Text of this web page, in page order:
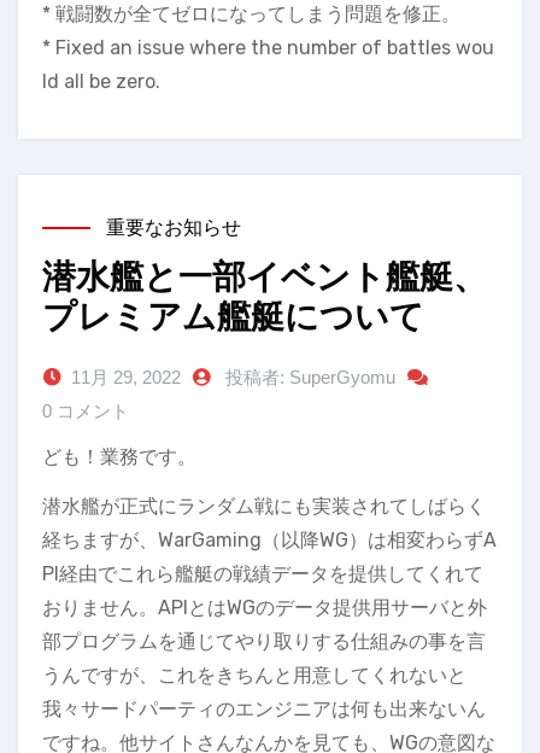
* 戦闘数が全てゼロになってしまう問題を修正。
* Fixed an issue where the number of battles wou
ld all be zero.
重要なお知らせ
潜水艦と一部イベント艦艇、
プレミアム艦艇について
11月 29, 2022
投稿者: SuperGyomu
0 コメント
ども！業務です。
潜水艦が正式にランダム戦にも実装されてしばらく
経ちますが、WarGaming（以降WG）は相変わらずA
PI経由でこれら艦艇の戦績データを提供してくれて
おりません。APIとはWGのデータ提供用サーバと外
部プログラムを通じてやり取りする仕組みの事を言
うんですが、これをきちんと用意してくれないと
我々サードパーティのエンジニアは何も出来ないん
ですね。他サイトさんなんかを見ても、WGの意図な